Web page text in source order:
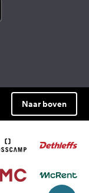
Naar boven